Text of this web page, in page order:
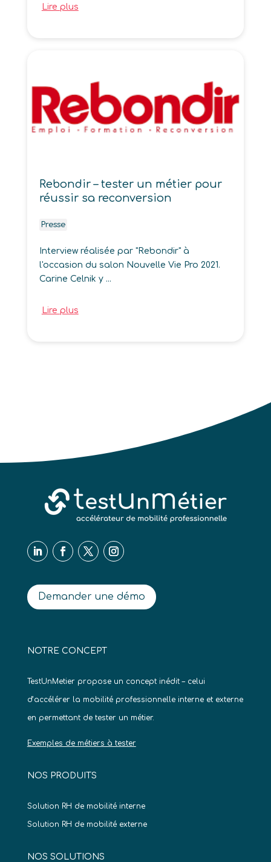
Lire plus
Rebondir – tester un métier pour
réussir sa reconversion
Presse
Interview réalisée par "Rebondir" à
l'occasion du salon Nouvelle Vie Pro 2021.
Carine Celnik y ...
Lire plus
Demander une démo
NOTRE CONCEPT
TestUnMetier propose un concept inédit – celui
d’accélérer la mobilité professionnelle interne et externe
en permettant de tester un métier.
Exemples de métiers à tester
NOS PRODUITS
Solution RH de mobilité interne
Solution RH de mobilité externe
NOS SOLUTIONS